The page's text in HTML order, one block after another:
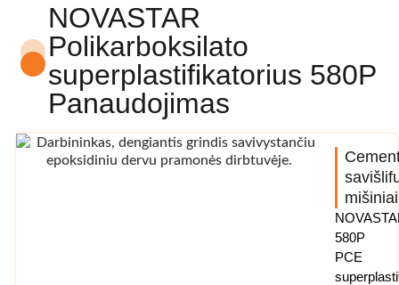
NOVASTAR
Polikarboksilato
superplastifikatorius 580P
Panaudojimas
mišiniai
580P
PCE